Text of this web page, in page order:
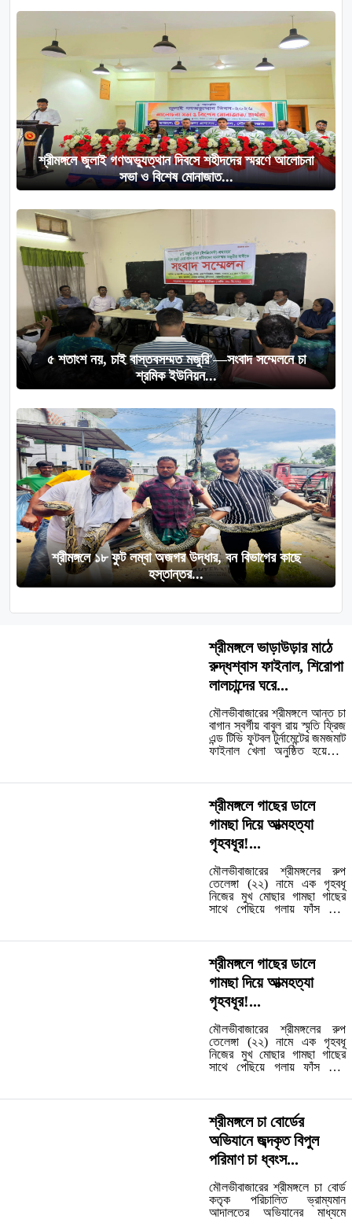
শ্রীমঙ্গলে জুলাই গণঅভ্যুত্থান দিবসে শহীদদের স্মরণে আলোচনা
সভা ও বিশেষ মোনাজাত...
৫ শতাংশ নয়, চাই বাস্তবসম্মত মজুরি'—সংবাদ সম্মেলনে চা
শ্রমিক ইউনিয়ন...
শ্রীমঙ্গলে ১৮ ফুট লম্বা অজগর উদ্ধার, বন বিভাগের কাছে
হস্তান্তর...
শ্রীমঙ্গলে ভাড়াউড়ার মাঠে
রুদ্ধশ্বাস ফাইনাল, শিরোপা
লালচান্দের ঘরে...
মৌলভীবাজারের শ্রীমঙ্গলে আন্ত চা
বাগান স্বর্গীয় বাবুল রায় স্মৃতি ফ্রিজ
এন্ড টিভি ফুটবল টুর্নামেন্টের জমজমাট
ফাইনাল খেলা অনুষ্ঠিত হয়েছে।
স্বাগতিক ভাড়াউড়া চা বাগানকে
২-১ গোলে হারিয়ে চ্যাম্পিয়নের
ট্রফি ঘরে তোলে...…
শ্রীমঙ্গলে গাছের ডালে
গামছা দিয়ে আত্মহত্যা
গৃহবধূর!...
মৌলভীবাজারের শ্রীমঙ্গলের রুপ
তেলেঙ্গা (২২) নামে এক গৃহবধূ
নিজের মুখ মোছার গামছা গাছের
সাথে পেছিয়ে গলায় ফাঁস দিয়ে
বড় বিদ্যাবিল গ্রামের সীমান্ত
এলাকা থেকে লাশ উদ্ধার করেছে
শ্রীমঙ্গল থানা পুলিশ।...…
শ্রীমঙ্গলে গাছের ডালে
গামছা দিয়ে আত্মহত্যা
গৃহবধূর!...
মৌলভীবাজারের শ্রীমঙ্গলের রুপ
তেলেঙ্গা (২২) নামে এক গৃহবধূ
নিজের মুখ মোছার গামছা গাছের
সাথে পেছিয়ে গলায় ফাঁস দিয়ে
বড় বিদ্যাবিল গ্রামের সীমান্ত
এলাকা থেকে লাশ উদ্ধার করেছে
শ্রীমঙ্গল থানা পুলিশ।...…
শ্রীমঙ্গলে চা বোর্ডের
অভিযানে জব্দকৃত বিপুল
পরিমাণ চা ধ্বংস...
মৌলভীবাজারের শ্রীমঙ্গলে চা বোর্ড
কতৃক পরিচালিত ভ্রাম্যমান
আদালতের অভিযানের মাধ্যমে